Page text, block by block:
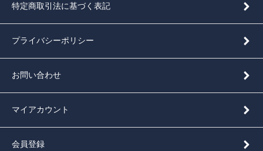
特定商取引法に基づく表記
プライバシーポリシー
お問い合わせ
マイアカウント
会員登録